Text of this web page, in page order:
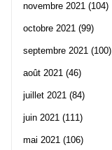
novembre 2021 (104)
octobre 2021 (99)
septembre 2021 (100)
août 2021 (46)
juillet 2021 (84)
juin 2021 (111)
mai 2021 (106)